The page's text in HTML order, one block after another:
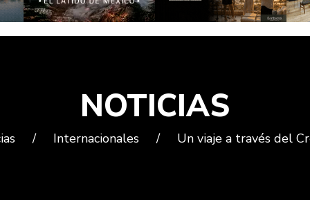
NOTICIAS
/ Internacionales / Un viaje a través del